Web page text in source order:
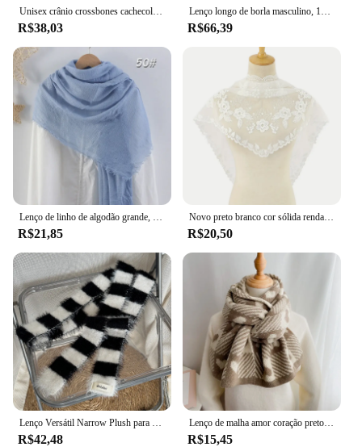
Unisex crânio crossbones cachecol com franjas para a menina adulto moda crânio malha feminino inverno cachecol esqueleto cachecóis
R$38,03
Lenço longo de borla masculino, 100% algodão, monocromático, 190x32, clássico, preto, branco, comercial
R$66,39
Lenço de linho de algodão grande, lenços monocromáticos, preto, branco, bege, vermelho, azul, rosa, roxo, verde, amarelo, laranja, 90x180cm
R$21,85
Novo preto branco cor sólida renda triângulo cachecol para mulheres elegante high-end cocar de casamento moda impresso xale cachecol presentes
R$20,50
R$42,48
Lenço de malha amor coração preto branco xadrez longo cobertor cachecol engrossado inverno quente cachecóis femininos presentes de natal ano novo
R$15,45